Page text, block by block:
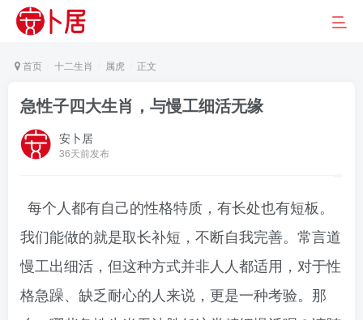
首页 十二生肖 属虎 正文
急性子四大生肖，与慢工细活无缘
安卜居
36天前发布
每个人都有自己的性格特质，有长处也有短板。
我们能做的就是取长补短，不断自我完善。常言道
慢工出细活，但这种方式并非人人都适用，对于性
格急躁、缺乏耐心的人来说，更是一种考验。那